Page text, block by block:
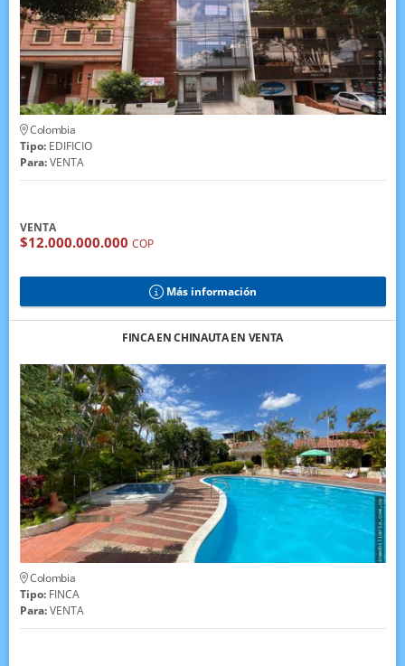
Colombia
Tipo:EDIFICIO
Para:VENTA
VENTA
$12.000.000.000 COP
Más información
FINCA EN CHINAUTA EN VENTA
Colombia
Tipo:FINCA
Para:VENTA